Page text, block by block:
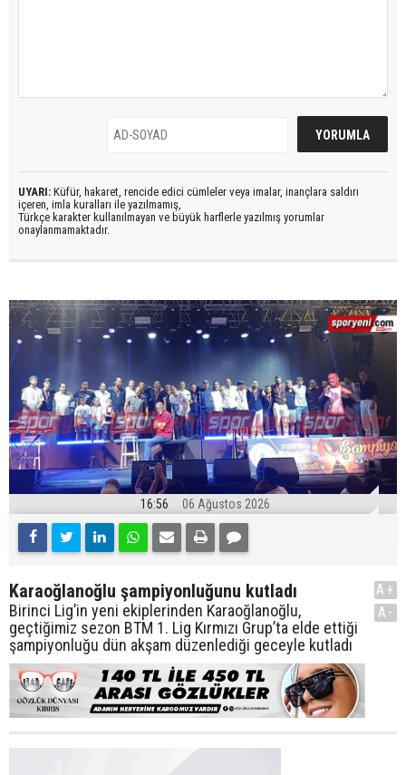
UYARI: Küfür, hakaret, rencide edici cümleler veya imalar, inançlara saldırı
içeren, imla kuralları ile yazılmamış,
Türkçe karakter kullanılmayan ve büyük harflerle yazılmış yorumlar
onaylanmamaktadır.
16:56 06 Ağustos 2026
Karaoğlanoğlu şampiyonluğunu kutladı
Birinci Lig’in yeni ekiplerinden Karaoğlanoğlu,
geçtiğimiz sezon BTM 1. Lig Kırmızı Grup’ta elde ettiği
şampiyonluğu dün akşam düzenlediği geceyle kutladı
A+
A-